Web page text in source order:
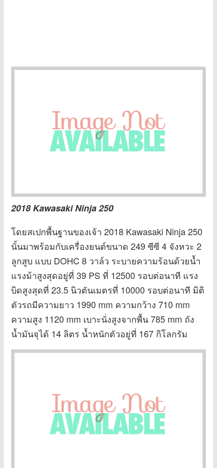
2018 Kawasaki Ninja 250
โดยสเปกพื้นฐานของเจ้า 2018 Kawasaki Ninja 250
นั้นมาพร้อมกับเครื่องยนต์ขนาด 249 ซีซี 4 จังหวะ 2
ลูกสูบ แบบ DOHC 8 วาล์ว ระบายความร้อนด้วยน้ำ
แรงม้าสูงสุดอยู่ที่ 39 PS ที่ 12500 รอบต่อนาที แรง
บิดสูงสุดที่ 23.5 นิวตันเมตรที่ 10000 รอบต่อนาที มิติ
ตัวรถมีความยาว 1990 mm ความกว้าง 710 mm
ความสูง 1120 mm เบาะนั่งสูงจากพื้น 785 mm ถัง
น้ำมันจุได้ 14 ลิตร น้ำหนักตัวอยู่ที่ 167 กิโลกรัม